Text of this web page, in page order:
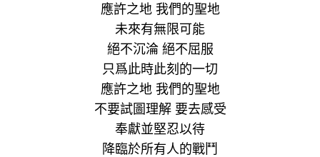
應許之地 我們的聖地
未來有無限可能
絕不沉淪 絕不屈服
只爲此時此刻的一切
應許之地 我們的聖地
不要試圖理解 要去感受
奉獻並堅忍以待
降臨於所有人的戰鬥